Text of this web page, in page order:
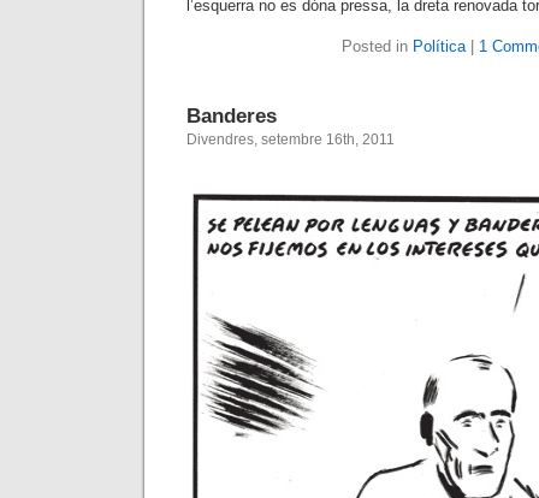
l’esquerra no es dóna pressa, la dreta renovada
Posted in Política| 1
Banderes
Divendres, setembre 16th, 2011